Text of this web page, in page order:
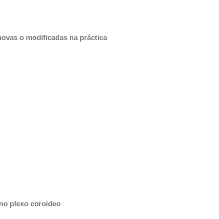
o modificadas na práctica
plexo coroideo